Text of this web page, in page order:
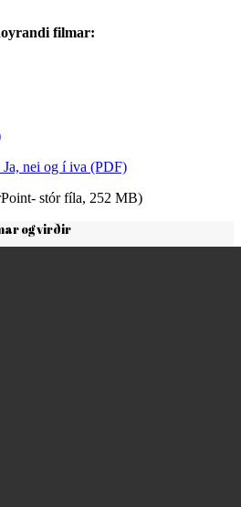
filmar:
nei og í iva (PDF)
stór fíla, 252 MB)
og virðir